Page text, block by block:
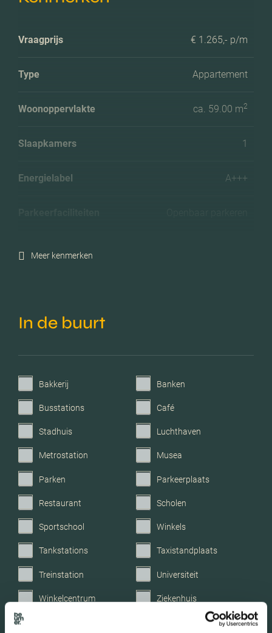
Vraagprijs € 1.265,- p/m
Type Appartement
Woonoppervlakte ca. 59.00 m2
Slaapkamers 1
Energielabel A+++
Meer kenmerken
In de buurt
Bakkerij Banken
Busstations Café
Stadhuis Luchthaven
Metrostation Musea
Parken Parkeerplaats
Restaurant Scholen
Sportschool Winkels
Tankstations Taxistandplaats
Treinstation Universiteit
Winkelcentrum Ziekenhuis